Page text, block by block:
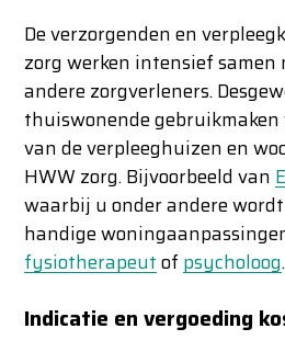
De verzorgenden en
zorg werken intensief
andere zorgverleners.
thuiswonende
van de verpleeghuizen en
HWW zorg. Bijvoorbeeld van
waarbij u onder andere
handige
fysiotherapeutof psycholoog.
Indicatie en vergoeding